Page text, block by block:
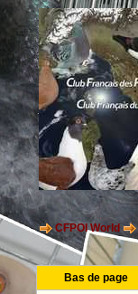
CFPOI World
Bas de page